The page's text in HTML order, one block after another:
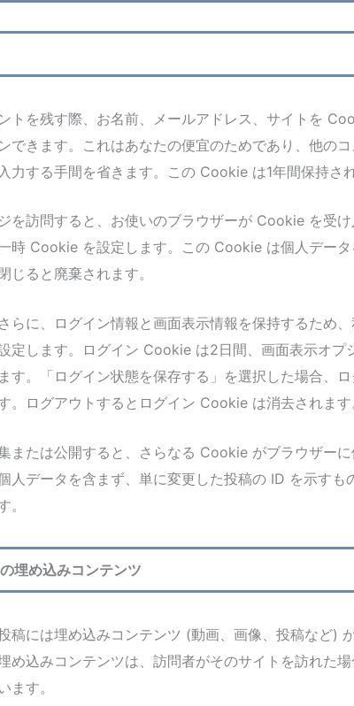
トを残す際、お名前、メールアドレス、サイトを
できます。これはあなたの便宜のためであり、他の
力する手間を省きます。この Cookie は1年間保持され
を訪問すると、お使いのブラウザーが Cookie を受
時 Cookie を設定します。この Cookie は個人データ
じると廃棄されます。
らに、ログイン情報と画面表示情報を保持するため
定します。ログイン Cookie は2日間、画面表示オプ
す。「ログイン状態を保存する」を選択した場合、
。ログアウトするとログイン Cookie は消去されます
または公開すると、さらなる Cookie がブラウザーに
人データを含まず、単に変更した投稿の ID を示すも
。
埋め込みコンテンツ
稿には埋め込みコンテンツ (動画、画像、投稿など)
め込みコンテンツは、訪問者がそのサイトを訪れた
ます。